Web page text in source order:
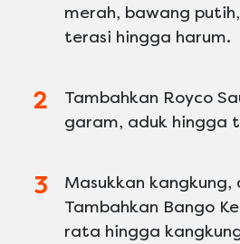
merah, bawang
terasi hingga harum.
Tambahkan Royco
garam, aduk hingga
Masukkan kangkung,
Tambahkan Bango
rata hingga